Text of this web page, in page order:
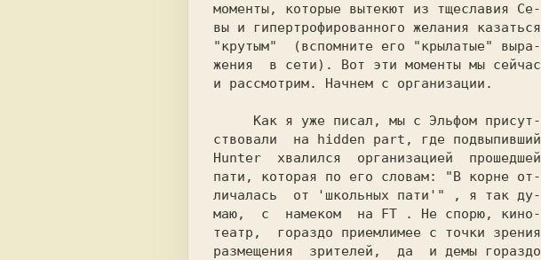
моменты, которые вытекют из тщеславия Се-
вы и гипертрофированного желания казаться
"крутым"  (вспомните его "крылатые" выра-
жения  в сети). Вот эти моменты мы сейчас
и рассмотрим. Начнем с организации.
Hunter хвалился  организацией  прошедшей
пати, которая по его словам:
"В корне от-
личалась  от 'школьных пати'"
, я так ду-
маю,  с  намеком  на FT . Не спорю, кино-
театр,  гораздо приемлимее с точки зрения
размещения  зрителей,  да  и демы гораздо